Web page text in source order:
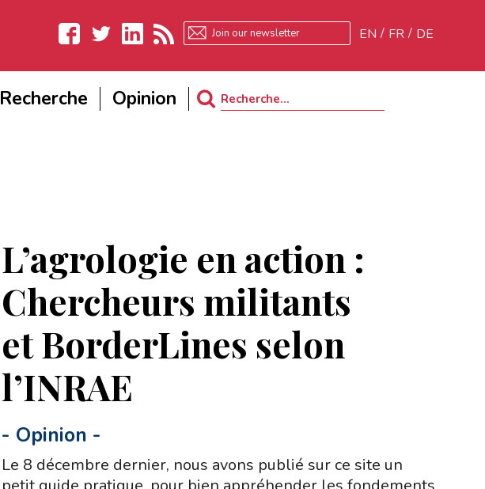
Twitter
EN FR DE
Recherche Opinion
Search
L’agrologie en action :
Chercheurs militants
et BorderLines selon
l’INRAE
- Opinion -
Le 8 décembre dernier, nous avons publié sur ce site un